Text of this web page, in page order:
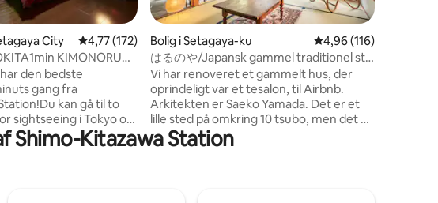
104 omtaler
City 4,77 ud af 5 i gennemsnitlig bedømmelse, 172 omtaler
4,77 (172)
KIMONORUM
den bedste
gang fra
kan gå til to
sightseeing i Tokyo og
og restauranter.
der ønsker at smage
Bolig i Setagaya-ku 4,96 ud af 5 i
4,96 (116)
はるのや/Japansk gammel traditionel stil
hus_HARUNOYA
Vi har renoveret et gammelt hus, der
oprindeligt var et tesalon, til Airbnb.
Arkitekten er Saeko Yamada. Det er et
lille sted på omkring 10 tsubo, men det er
et historisk gammelt hus fyldt med blødt
og farverigt lys, og jeg håber, du får en
Shimo-Kitazawa Station